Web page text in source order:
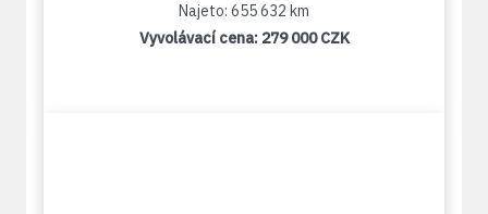
Najeto: 655 632 km
Vyvolávací cena: 279 000 CZK